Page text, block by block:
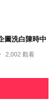
圖洗白陳時中
2,002 觀看